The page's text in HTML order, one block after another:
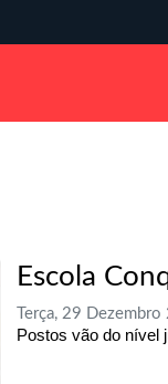
Escola
Terça, 29
Postos vão do nível